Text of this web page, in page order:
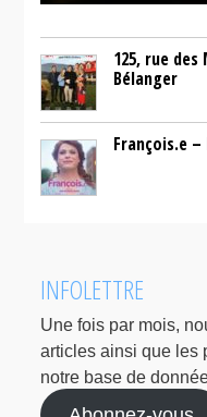
125, rue
Bélanger
François.e –
INFOLETTRE
Une fois par mois,
articles ainsi que les
notre base de